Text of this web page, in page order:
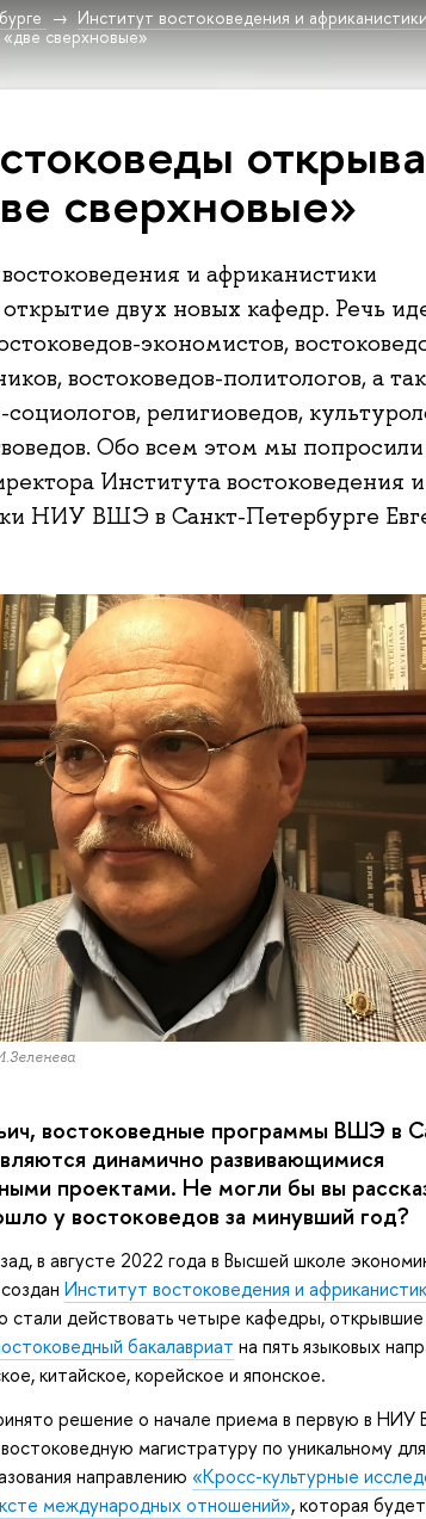
Институт востоковедения и африканистики
сверхновые»
сверхновые»
и африканистики
двух новых кафедр. Речь
экономистов,
востоковедов-политологов, а
социологов, религиоведов,
Обо всем этом мы попросили
Института востоковедения и
НИУ ВШЭ в Санкт-Петербурге
востоковедные программы ВШЭ в
динамично развивающимися
проектами. Не могли бы вы
у востоковедов за минувший год?
в августе 2022 года в Высшей школе
Институт востоковедения и
стали действовать четыре кафедры,
бакалавриат на пять языковых
китайское, корейское и японское.
решение о начале приема в первую в
магистратуру по уникальному для
направлению «Кросс-культурные
международных отношений», которая